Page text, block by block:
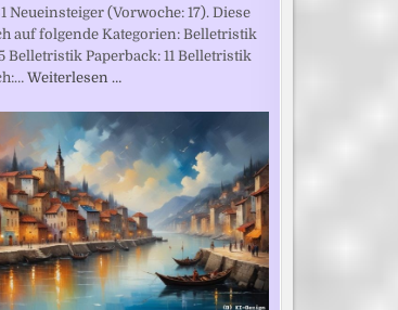
Neueinsteiger (Vorwoche: 17). Diese
auf folgende Kategorien: Belletristik
Belletristik Paperback: 11 Belletristik
Weiterlesen …